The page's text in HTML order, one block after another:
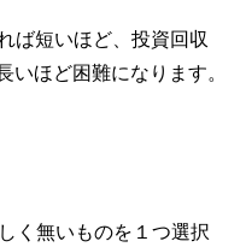
ば短いほど、投資回収
いほど困難になります。
く無いものを１つ選択